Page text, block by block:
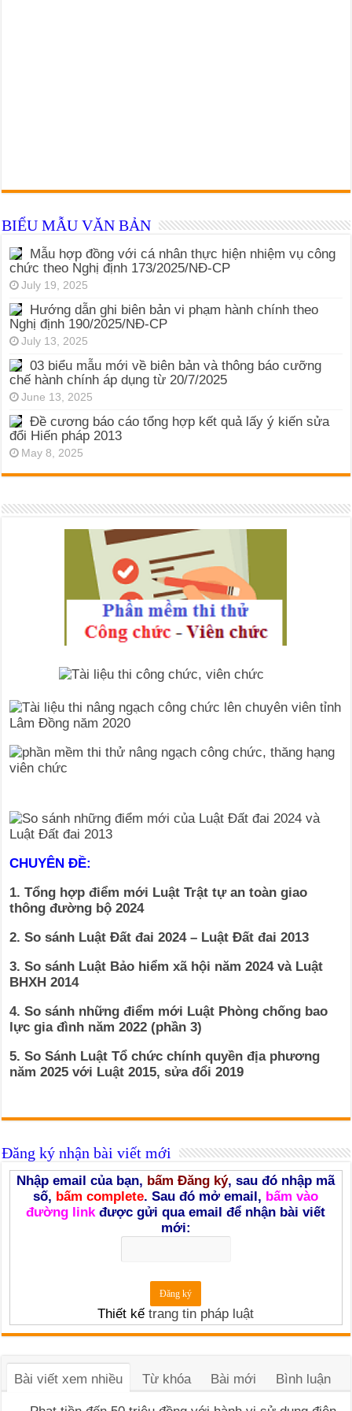
BIỂU MẪU VĂN BẢN
Mẫu hợp đồng với cá nhân thực hiện nhiệm vụ công
chức theo Nghị định 173/2025/NĐ-CP
July 19, 2025
Hướng dẫn ghi biên bản vi phạm hành chính theo
Nghị định 190/2025/NĐ-CP
July 13, 2025
03 biểu mẫu mới về biên bản và thông báo cưỡng
chế hành chính áp dụng từ 20/7/2025
June 13, 2025
Đề cương báo cáo tổng hợp kết quả lấy ý kiến sửa
đổi Hiến pháp 2013
May 8, 2025
CHUYÊN ĐỀ:
1. Tổng hợp điểm mới Luật Trật tự an toàn giao
thông đường bộ 2024
2. So sánh Luật Đất đai 2024 – Luật Đất đai 2013
3. So sánh Luật Bảo hiểm xã hội năm 2024 và Luật
BHXH 2014
4. So sánh những điểm mới Luật Phòng chống bao
lực gia đình năm 2022 (phần 3)
5. So Sánh Luật Tổ chức chính quyền địa phương
năm 2025 với Luật 2015, sửa đổi 2019
Đăng ký nhận bài viết mới
Nhập email của bạn, bấm Đăng ký, sau đó nhập mã
số, bấm complete. Sau đó mở email, bấm vào
đường link được gửi qua email để nhận bài viết
mới:
Thiết kếtrang tin pháp luật
Bài viết xem nhiều Từ khóa Bài mới Bình luận